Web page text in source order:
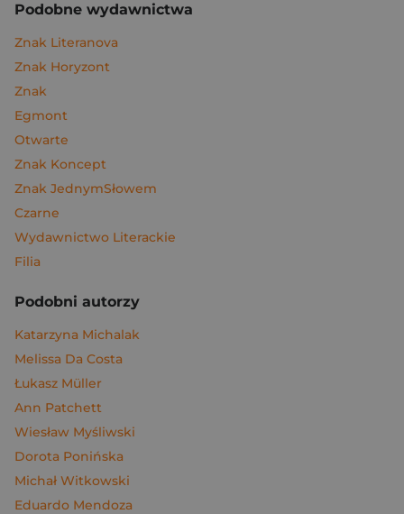
Podobne wydawnictwa
Znak Literanova
Znak Horyzont
Znak
Egmont
Otwarte
Znak Koncept
Znak JednymSłowem
Czarne
Wydawnictwo Literackie
Filia
Podobni autorzy
Katarzyna Michalak
Melissa Da Costa
Łukasz Müller
Ann Patchett
Wiesław Myśliwski
Dorota Ponińska
Michał Witkowski
Eduardo Mendoza